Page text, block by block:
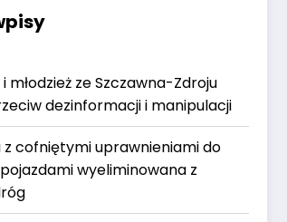
młodzież ze Szczawna-Zdroju
dezinformacji i manipulacji
cofniętymi uprawnieniami do
wyeliminowana z